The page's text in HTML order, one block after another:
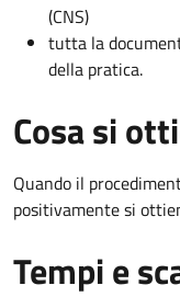
(CNS)
tutta la
della pratica.
Cosa si
Quando il
positivamente si
Tempi e